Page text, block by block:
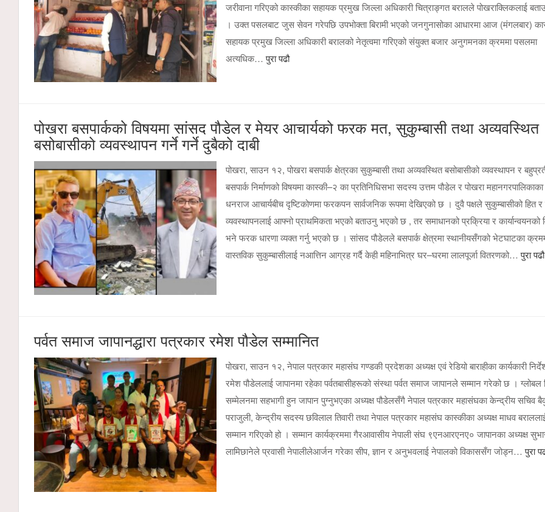
जरीवाना गरिएको कास्कीका सहायक प्रमुख जिल्ला अधिकारी चित्राङ्गत बरालले पोखराक्लिकलाई
। उक्त पसलबाट जुस सेवन गरेपछि उपभोक्ता बिरामी भएको जनगुनासोका आधारमा आज (मंगलबार)
सहायक प्रमुख जिल्ला अधिकारी बरालको नेतृत्वमा गरिएको संयुक्त बजार अनुगमनका क्रममा पसलमा
अत्यधिक…पुरा पढौ
पोखरा बसपार्कको विषयमा सांसद पौडेल र मेयर आचार्यको फरक मत, सुकुम्बासी तथा अव्यवस्थित
बसोबासीको व्यवस्थापन गर्ने गर्ने दुबैको दाबी
पोखरा, साउन १२, पोखरा बसपार्क क्षेत्रका सुकुम्बासी तथा अव्यवस्थित बसोबासीको व्यवस्थापन र
बसपार्क निर्माणको विषयमा कास्की–२ का प्रतिनिधिसभा सदस्य उत्तम पौडेल र पोखरा
धनराज आचार्यबीच दृष्टिकोणमा फरकपन सार्वजनिक रूपमा देखिएको छ । दुवै पक्षले सुकुम्बासीको हित र
व्यवस्थापनलाई आफ्नो प्राथमिकता भएको बताउनु भएको छ , तर समाधानको प्रक्रिया र कार्यान्वयनको
भने फरक धारणा व्यक्त गर्नु भएको छ । सांसद पौडेलले बसपार्क क्षेत्रमा स्थानीयसँगको भेटघाटका
वास्तविक सुकुम्बासीलाई नआत्तिन आग्रह गर्दै केही महिनाभित्र घर–घरमा लालपूर्जा वितरणको…पुरा पढौ
पर्वत समाज जापानद्धारा पत्रकार रमेश पौडेल सम्मानित
पोखरा, साउन १२, नेपाल पत्रकार महासंघ गण्डकी प्रदेशका अध्यक्ष एवं रेडियो बाराहीका कार्यकारी
रमेश पौडेललाई जापानमा रहेका पर्वतबासीहरूको संस्था पर्वत समाज जापानले सम्मान गरेको छ । ग्लोबल
सम्मेलनमा सहभागी हुन जापान पुग्नुभएका अध्यक्ष पौडेलसँगै नेपाल पत्रकार महासंघका केन्द्रीय सचिव
पराजुली, केन्द्रीय सदस्य छविलाल तिवारी तथा नेपाल पत्रकार महासंघ कास्कीका अध्यक्ष माधव
सम्मान गरिएको हो । सम्मान कार्यक्रममा गैरआवासीय नेपाली संघ ९एनआरएनए० जापानका अध्यक्ष
लामिछानेले प्रवासी नेपालीलेआर्जन गरेका सीप, ज्ञान र अनुभवलाई नेपालको विकाससँग जोड्न…पुरा